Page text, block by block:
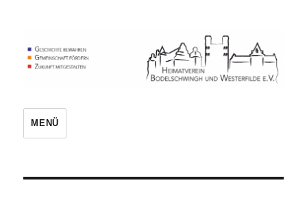
MENÜ